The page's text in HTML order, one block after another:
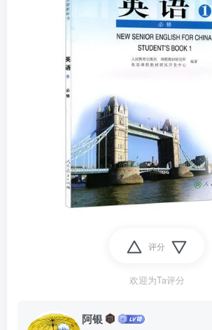
评分
欢迎为Ta评分
阿银